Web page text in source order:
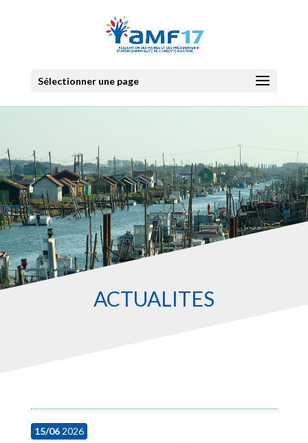
Sélectionner une page
ACTUALITES
15/062026